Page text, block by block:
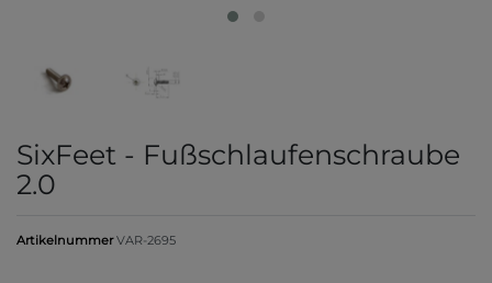
SixFeet - Fußschlaufenschraube
2.0
ArtikelnummerVAR-2695